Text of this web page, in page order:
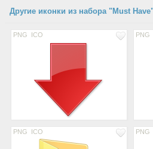
Другие иконки из набора "Must
PNG ICO PNG
PNG ICO PNG